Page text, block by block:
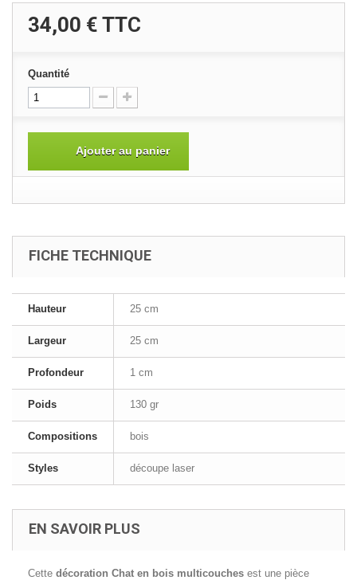
34,00 € TTC
Quantité
Ajouter au panier
FICHE TECHNIQUE
Hauteur 25 cm
Largeur 25 cm
Profondeur 1 cm
Poids 130 gr
Compositions bois
Styles découpe laser
EN SAVOIR PLUS
Cette décoration Chat en bois multicouches est une pièce